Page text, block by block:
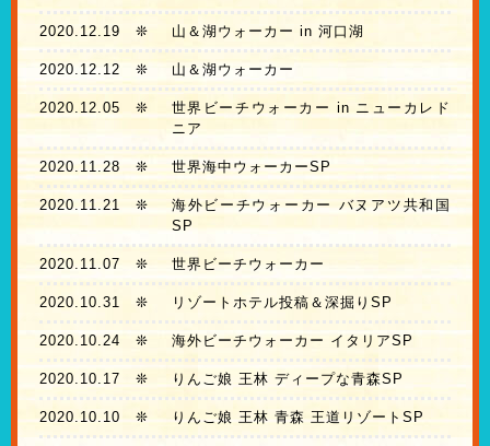
2020.12.19 ❊ 山＆湖ウォーカー in 河口湖
2020.12.12 ❊ 山＆湖ウォーカー
2020.12.05 ❊
世界ビーチウォーカー in ニューカレド
ニア
2020.11.28 ❊ 世界海中ウォーカーSP
2020.11.21 ❊
海外ビーチウォーカー バヌアツ共和国
SP
2020.11.07 ❊ 世界ビーチウォーカー
2020.10.31 ❊ リゾートホテル投稿＆深掘りSP
2020.10.24 ❊ 海外ビーチウォーカー イタリアSP
2020.10.17 ❊ りんご娘 王林 ディープな青森SP
2020.10.10 ❊ りんご娘 王林 青森 王道リゾートSP